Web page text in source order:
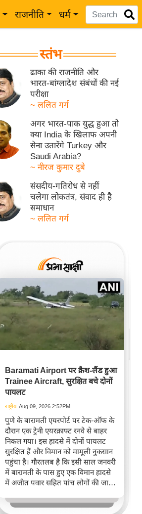
राजनीति धर्म
स्तंभ
ढाका की राजनीति और
भारत-बांग्लादेश संबंधों की नई
परीक्षा
~ ललित गर्ग
अगर भारत-पाक युद्ध हुआ तो
क्या India के खिलाफ अपनी
सेना उतारेंगे Turkey और
Saudi Arabia?
~ नीरज कुमार दुबे
संसदीय-गतिरोध से नहीं
चलेगा लोकतंत्र, संवाद ही है
समाधान
~ ललित गर्ग
Baramati Airport पर क्रैश-लैंड हुआ
Trainee Aircraft, सुरक्षित बचे दोनों
पायलट
राष्ट्रीय Aug 09, 2026 2:52PM
पुणे के बारामती एयरपोर्ट पर टेक-ऑफ के
दौरान एक ट्रेनी एयरक्राफ्ट रनवे से बाहर
निकल गया। इस हादसे में दोनों पायलट
सुरक्षित हैं और विमान को मामूली नुकसान
पहुंचा है। गौरतलब है कि इसी साल जनवरी
में बारामती के पास हुए एक विमान हादसे
में अजीत पवार सहित पांच लोगों की जान